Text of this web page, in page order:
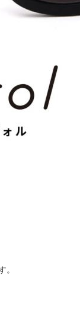
。